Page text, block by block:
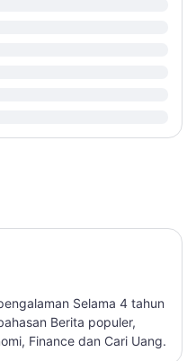
Selama 4 tahun
Berita populer,
Finance dan Cari Uang.